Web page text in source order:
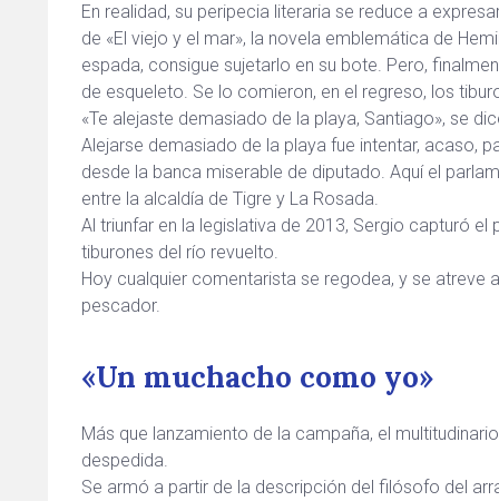
En realidad, su peripecia literaria se reduce a
de «El viejo y el mar», la novela emblemática de
espada, consigue sujetarlo en su bote. Pero,
de esqueleto. Se lo comieron, en el regreso, los
«Te alejaste demasiado de la playa, Santiago», se
Alejarse demasiado de la playa fue intentar, acaso,
desde la banca miserable de diputado. Aquí el
entre la alcaldía de Tigre y La Rosada.
Al triunfar en la legislativa de 2013, Sergio capturó
tiburones del río revuelto.
Hoy cualquier comentarista se regodea, y se atreve
pescador.
«Un muchacho como yo»
Más que lanzamiento de la campaña, el
despedida.
Se armó a partir de la descripción del filósofo del